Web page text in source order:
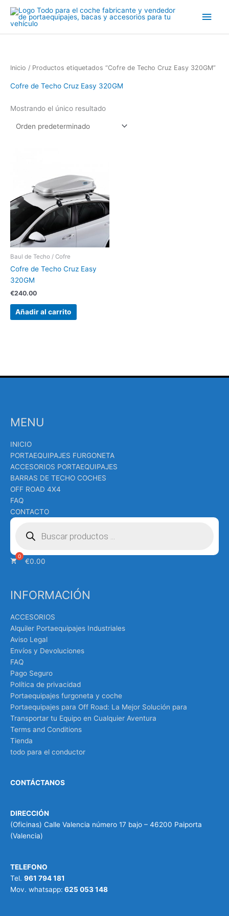
contenido
Inicio / Productos etiquetados “Cofre de Techo Cruz Easy 320GM”
Cofre de Techo Cruz Easy 320GM
Mostrando el único resultado
Baul de Techo / Cofre
Cofre de Techo Cruz Easy
320GM
€240.00
Añadir al carrito
MENU
INICIO
PORTAEQUIPAJES FURGONETA
ACCESORIOS PORTAEQUIPAJES
BARRAS DE TECHO COCHES
OFF ROAD 4X4
FAQ
CONTACTO
Búsqueda
productos
€0.00
INFORMACIÓN
ACCESORIOS
Alquiler Portaequipajes Industriales
Aviso Legal
Envíos y Devoluciones
FAQ
Pago Seguro
Política de privacidad
Portaequipajes furgoneta y coche
Portaequipajes para Off Road: La Mejor Solución para
Transportar tu Equipo en Cualquier Aventura
Terms and Conditions
Tienda
todo para el conductor
CONTÁCTANOS
DIRECCIÓN
(Oficinas) Calle Valencia número 17 bajo – 46200 Paiporta
(Valencia)
TELEFONO
Tel. 961 794 181
Mov. whatsapp: 625 053 148